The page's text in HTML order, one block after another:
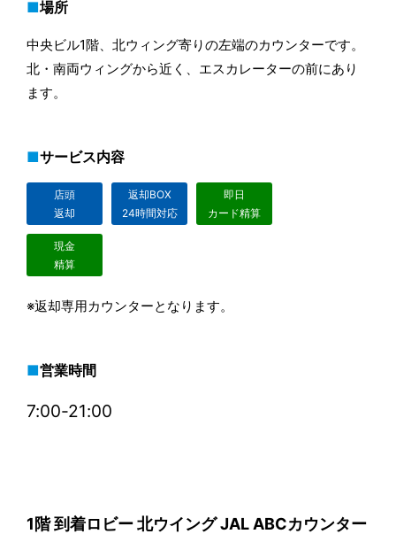
場所
中央ビル1階、北ウィング寄りの左端のカウンターです。
北・南両ウィングから近く、エスカレーターの前にあり
ます。
サービス内容
店頭
返却
返却BOX
24時間対応
即日
カード精算
現金
精算
※返却専用カウンターとなります。
営業時間
7:00-21:00
1階 到着ロビー 北ウイング JAL ABCカウンター